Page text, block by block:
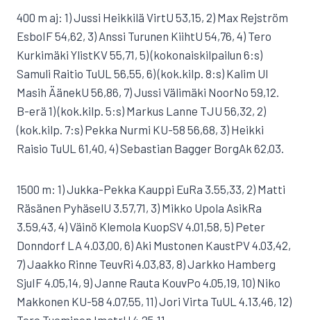
400 m aj: 1) Jussi Heikkilä VirtU 53,15, 2) Max Rejström
EsboIF 54,62, 3) Anssi Turunen KiihtU 54,76, 4) Tero
Kurkimäki YlistKV 55,71, 5) (kokonaiskilpailun 6:s)
Samuli Raitio TuUL 56,55, 6) (kok.kilp. 8:s) Kalim Ul
Masih ÄänekU 56,86, 7) Jussi Välimäki NoorNo 59,12.
B-erä 1) (kok.kilp. 5:s) Markus Lanne TJU 56,32, 2)
(kok.kilp. 7:s) Pekka Nurmi KU-58 56,68, 3) Heikki
Raisio TuUL 61,40, 4) Sebastian Bagger BorgAk 62,03.
1500 m: 1) Jukka-Pekka Kauppi EuRa 3.55,33, 2) Matti
Räsänen PyhäselU 3.57,71, 3) Mikko Upola AsikRa
3.59,43, 4) Väinö Klemola KuopSV 4.01,58, 5) Peter
Donndorf LA 4.03,00, 6) Aki Mustonen KaustPV 4.03,42,
7) Jaakko Rinne TeuvRi 4.03,83, 8) Jarkko Hamberg
SjuIF 4.05,14, 9) Janne Rauta KouvPo 4.05,19, 10) Niko
Makkonen KU-58 4.07,55, 11) Jori Virta TuUL 4.13,46, 12)